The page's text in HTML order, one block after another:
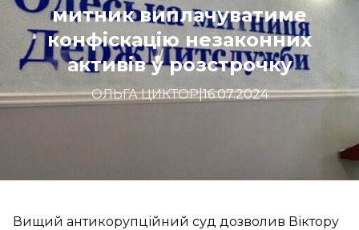
митник виплачуватиме
конфіскацію незаконних
активів у розстрочку
ОЛЬГА ЦИКТОР|16.07.2024
Вищий антикорупційний суд дозволив Віктору